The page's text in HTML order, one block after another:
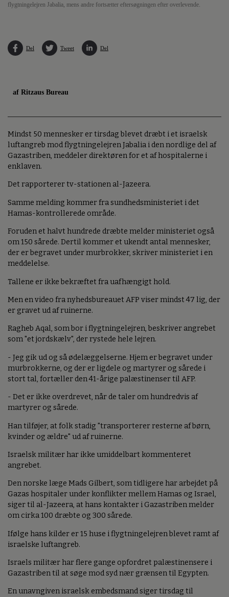
flygtningelejren Jabalia, mens andre fortsætter eftersøgningen efter overlevende.
Del Tweet Del
af Ritzaus Bureau
Mindst 50 mennesker er tirsdag blevet dræbt i et israelsk
luftangreb mod flygtningelejren Jabalia i den nordlige del af
Gazastriben, meddeler direktøren for et af hospitalerne i
enklaven.
Det rapporterer tv-stationen al-Jazeera.
Samme melding kommer fra sundhedsministeriet i det
Hamas-kontrollerede område.
Foruden et halvt hundrede dræbte melder ministeriet også
om 150 sårede. Dertil kommer et ukendt antal mennesker,
der er begravet under murbrokker, skriver ministeriet i en
meddelelse.
Tallene er ikke bekræftet fra uafhængigt hold.
Men en video fra nyhedsbureauet AFP viser mindst 47 lig, der
er gravet ud af ruinerne.
Ragheb Aqal, som bor i flygtningelejren, beskriver angrebet
som "et jordskælv", der rystede hele lejren.
- Jeg gik ud og så ødelæggelserne. Hjem er begravet under
murbrokkerne, og der er ligdele og martyrer og sårede i
stort tal, fortæller den 41-årige palæstinenser til AFP.
- Det er ikke overdrevet, når de taler om hundredvis af
martyrer og sårede.
Han tilføjer, at folk stadig "transporterer resterne af børn,
kvinder og ældre" ud af ruinerne.
Israelsk militær har ikke umiddelbart kommenteret
angrebet.
Den norske læge Mads Gilbert, som tidligere har arbejdet på
Gazas hospitaler under konflikter mellem Hamas og Israel,
siger til al-Jazeera, at hans kontakter i Gazastriben melder
om cirka 100 dræbte og 300 sårede.
Ifølge hans kilder er 15 huse i flygtningelejren blevet ramt af
israelske luftangreb.
Israels militær har flere gange opfordret palæstinensere i
Gazastriben til at søge mod syd nær grænsen til Egypten.
En unavngiven israelsk embedsmand siger tirsdag til